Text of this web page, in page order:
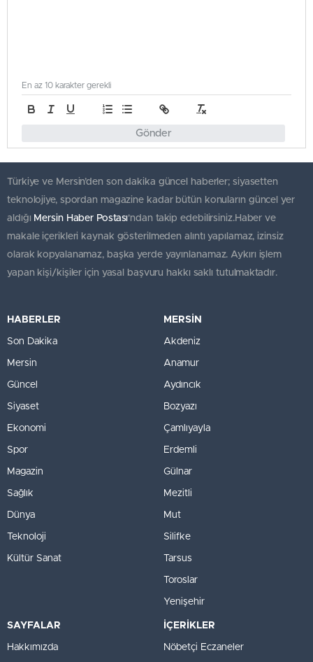
Gönder
En az 10 karakter gerekli
Türkiye ve Mersin’den son dakika güncel haberler; siyasetten
teknolojiye, spordan magazine kadar bütün konuların güncel yer
aldığı Mersin Haber Postası'ndan takip edebilirsiniz.Haber ve
makale içerikleri kaynak gösterilmeden alıntı yapılamaz, izinsiz
olarak kopyalanamaz, başka yerde yayınlanamaz. Aykırı işlem
yapan kişi/kişiler için yasal başvuru hakkı saklı tutulmaktadır.
HABERLER
Son Dakika
Mersin
Güncel
Siyaset
Ekonomi
Spor
Magazin
Sağlık
Dünya
Teknoloji
Kültür Sanat
MERSİN
Akdeniz
Anamur
Aydıncık
Bozyazı
Çamlıyayla
Erdemli
Gülnar
Mezitli
Mut
Silifke
Tarsus
Toroslar
Yenişehir
SAYFALAR
Hakkımızda
İÇERİKLER
Nöbetçi Eczaneler